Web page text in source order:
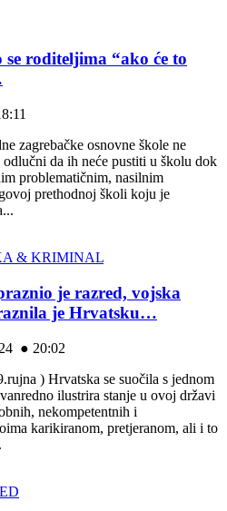
roditeljima “ako će to
zagrebačke osnovne škole ne
da ih neće pustiti u školu dok
problematičnim, nasilnim
prethodnoj školi koju je
& KRIMINAL
je razred, vojska
je Hrvatsku…
● 20:02
) Hrvatska se suočila s jednom
ilustrira stanje u ovoj državi
nekompetentnih i
karikiranom, pretjeranom, ali i to